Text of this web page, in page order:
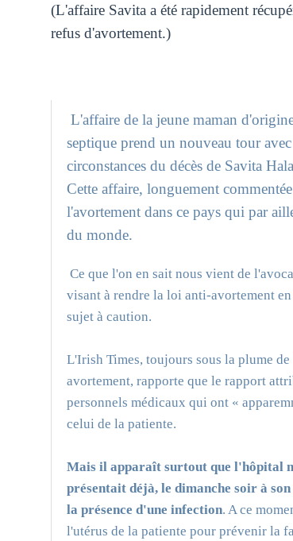
(L'affaire Savita a été rapidement
refus d'avortement.)
L'affaire de la jeune maman
septique prend un nouveau tour
circonstances du décès de Savita
Cette affaire, longuement
l'avortement dans ce pays qui par
du monde.
Ce que l'on en sait nous vient de
visant à rendre la loi anti-avortement
sujet à caution.
L'Irish Times, toujours sous la plume
avortement, rapporte que le rapport
personnels médicaux qui ont «
celui de la patiente.
Mais il apparaît surtout que l'hôpital
présentait déjà, le dimanche soir à
la présence d'une infection. A ce
l'utérus de la patiente pour prévenir la